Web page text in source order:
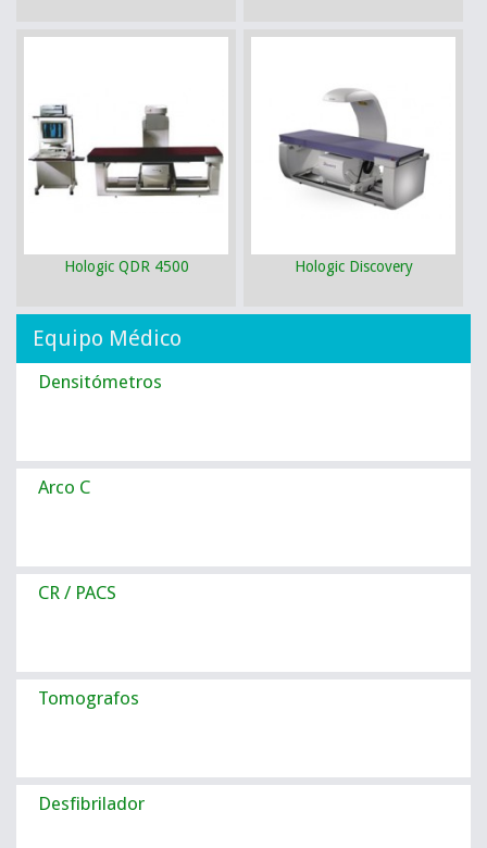
Hologic QDR 4500 Hologic Discovery
Equipo Médico
Densitómetros
Arco C
CR / PACS
Tomografos
Desfibrilador